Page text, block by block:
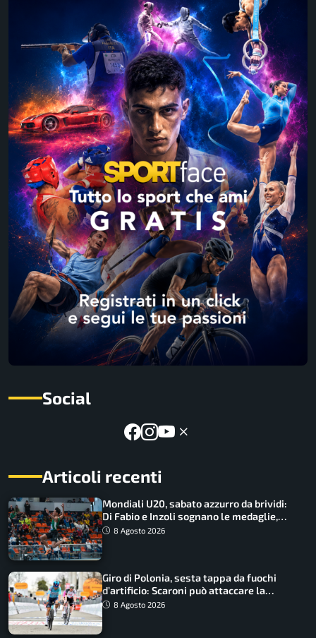
Social
Articoli recenti
Mondiali U20, sabato azzurro da brividi:
Di Fabio e Inzoli sognano le medaglie,
Castellani e Succo in finale
8 Agosto 2026
Giro di Polonia, sesta tappa da fuochi
d’artificio: Scaroni può attaccare la
maglia di Lemmen
8 Agosto 2026